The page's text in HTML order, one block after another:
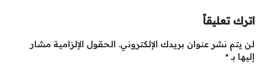
اترك تعليقاً
لن يتم نشر عنوان بريدك الإلكتروني. الحقول الإلزامية مشار
إليها بـ*